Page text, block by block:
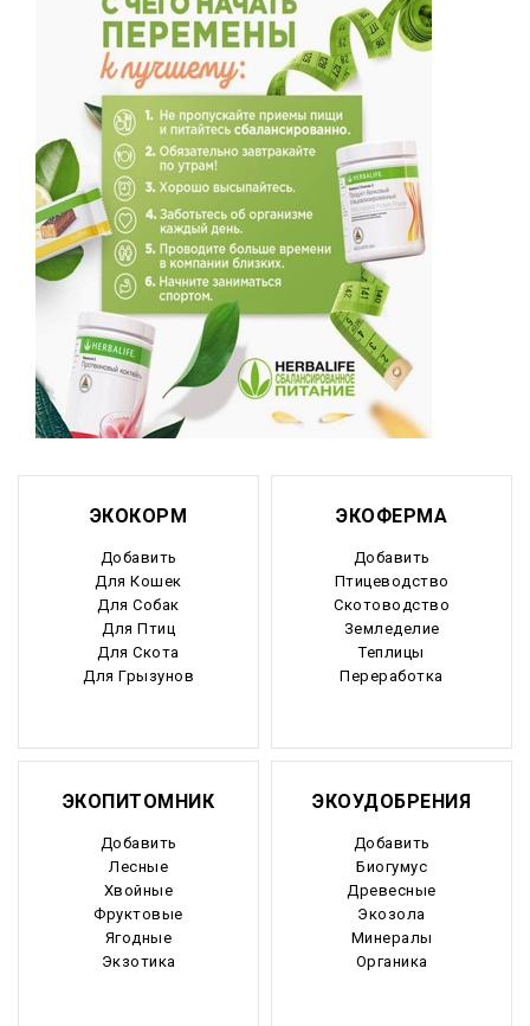
ЭКОКОРМ
Добавить
Для Кошек
Для Собак
Для Птиц
Для Скота
Для Грызунов
ЭКОФЕРМА
Добавить
Птицеводство
Скотоводство
Земледелие
Теплицы
Переработка
ЭКОПИТОМНИК
Добавить
Лесные
Хвойные
Фруктовые
Ягодные
Экзотика
ЭКОУДОБРЕНИЯ
Добавить
Биогумус
Древесные
Экозола
Минералы
Органика